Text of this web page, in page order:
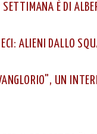
È DI
ALIENI DALLO
UN